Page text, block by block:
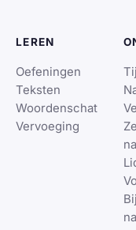
LEREN
Oefeningen
Teksten
Woordenschat
Vervoeging